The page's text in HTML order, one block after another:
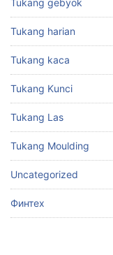
Tukang gebyok
Tukang harian
Tukang kaca
Tukang Kunci
Tukang Las
Tukang Moulding
Uncategorized
Финтех